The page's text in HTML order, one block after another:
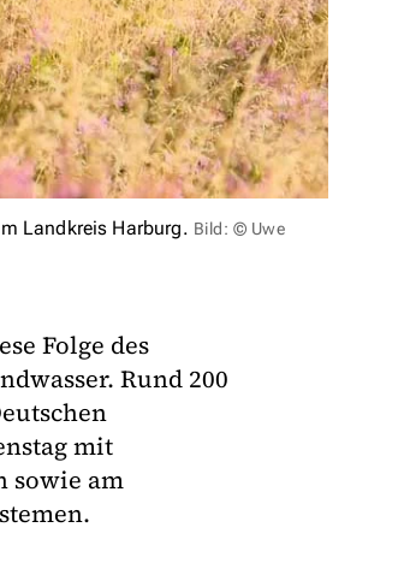
Landkreis Harburg. Bild: © Uwe
Folge des
Rund 200
mit
sowie am